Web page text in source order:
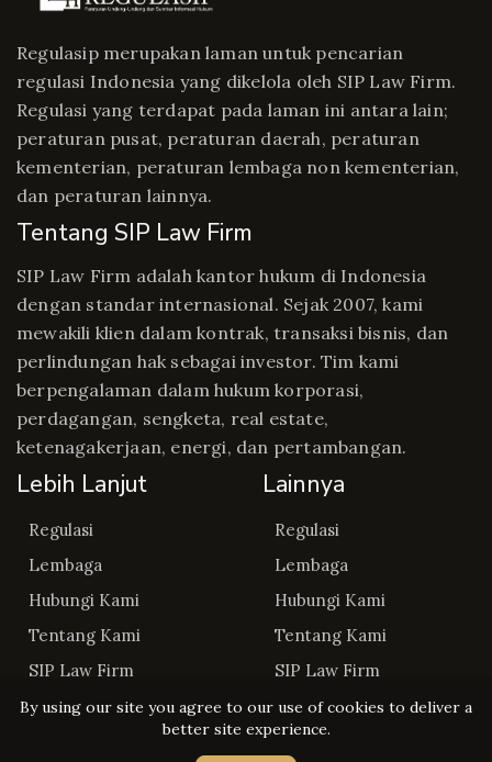
Regulasip merupakan laman untuk pencarian
regulasi Indonesia yang dikelola oleh SIP Law Firm.
Regulasi yang terdapat pada laman ini antara lain;
peraturan pusat, peraturan daerah, peraturan
kementerian, peraturan lembaga non kementerian,
dan peraturan lainnya.
Tentang SIP Law Firm
SIP Law Firm adalah kantor hukum di Indonesia
dengan standar internasional. Sejak 2007, kami
mewakili klien dalam kontrak, transaksi bisnis, dan
perlindungan hak sebagai investor. Tim kami
berpengalaman dalam hukum korporasi,
perdagangan, sengketa, real estate,
ketenagakerjaan, energi, dan pertambangan.
Lebih Lanjut
Regulasi
Lembaga
Hubungi Kami
Tentang Kami
SIP Law Firm
Lainnya
Regulasi
Lembaga
Hubungi Kami
Tentang Kami
SIP Law Firm
By using our site you agree to our use of cookies to deliver a
better site experience.